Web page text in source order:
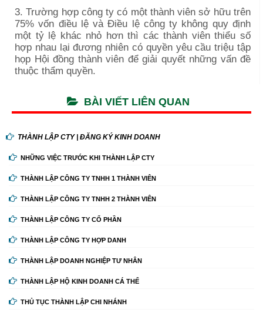
3. Trường hợp công ty có một thành viên sở hữu trên
75% vốn điều lệ và Điều lệ công ty không quy định
một tỷ lệ khác nhỏ hơn thì các thành viên thiểu số
hợp nhau lại đương nhiên có quyền yêu cầu triệu tập
họp Hội đồng thành viên để giải quyết những vấn đề
thuộc thẩm quyền.
BÀI VIẾT LIÊN QUAN
THÀNH LẬP CTY | ĐĂNG KÝ KINH DOANH
NHỮNG VIỆC TRƯỚC KHI THÀNH LẬP CTY
THÀNH LẬP CÔNG TY TNHH 1 THÀNH VIÊN
THÀNH LẬP CÔNG TY TNHH 2 THÀNH VIÊN
THÀNH LẬP CÔNG TY CỔ PHẦN
THÀNH LẬP CÔNG TY HỢP DANH
THÀNH LẬP DOANH NGHIỆP TƯ NHÂN
THÀNH LẬP HỘ KINH DOANH CÁ THỂ
THỦ TỤC THÀNH LẬP CHI NHÁNH